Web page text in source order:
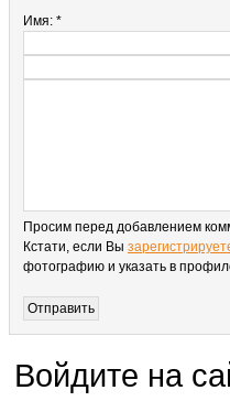
Имя: *
Просим перед добавлением
Кстати, если Вы
фотографию и указать в
Войдите на